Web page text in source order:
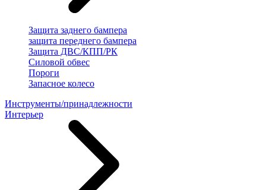
Защита заднего бампера
защита переднего бампера
Защита ДВС/КПП/РК
Силовой обвес
Пороги
Запасное колесо
Инструменты/принадлежности
Интерьер